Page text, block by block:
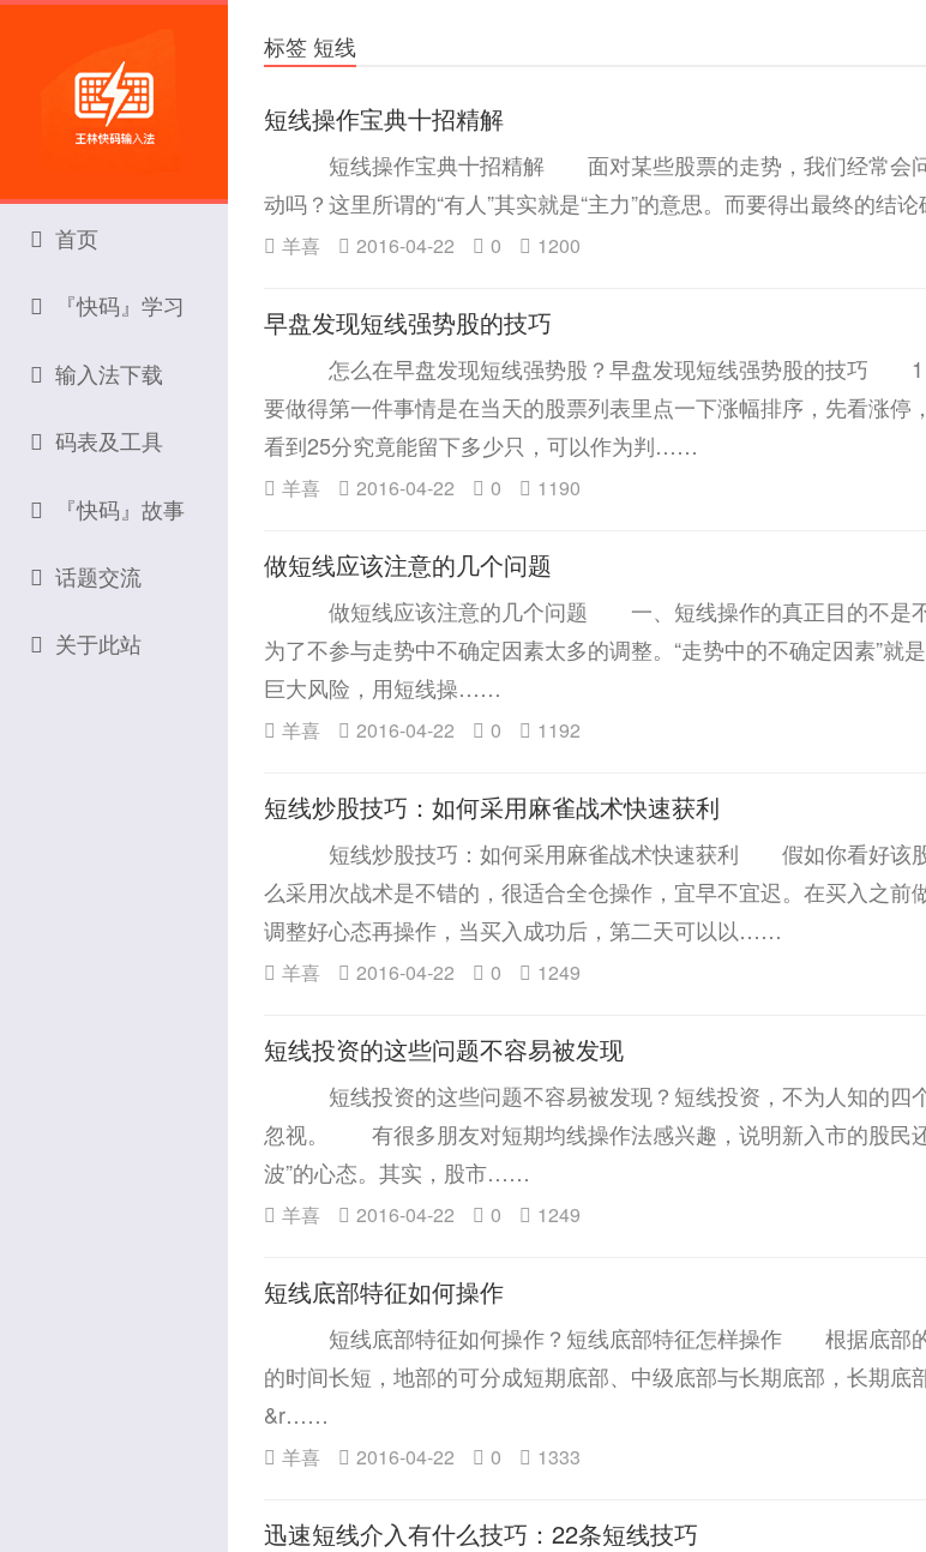
标签 短线
短线操作宝典十招精解
短线操作宝典十招精解 面对某些股票的走势，我们经常会问
动吗？这里所谓的“有人”其实就是“主力”的意思。而要得出最终的结
羊喜 2016-04-22 0 1200
早盘发现短线强势股的技巧
怎么在早盘发现短线强势股？早盘发现短线强势股的技巧 1
要做得第一件事情是在当天的股票列表里点一下涨幅排序，先看涨停
看到25分究竟能留下多少只，可以作为判……
羊喜 2016-04-22 0 1190
做短线应该注意的几个问题
做短线应该注意的几个问题 一、短线操作的真正目的不是不
为了不参与走势中不确定因素太多的调整。“走势中的不确定因素”就
巨大风险，用短线操……
羊喜 2016-04-22 0 1192
短线炒股技巧：如何采用麻雀战术快速获利
短线炒股技巧：如何采用麻雀战术快速获利 假如你看好该股
么采用次战术是不错的，很适合全仓操作，宜早不宜迟。在买入之前
调整好心态再操作，当买入成功后，第二天可以以……
羊喜 2016-04-22 0 1249
短线投资的这些问题不容易被发现
短线投资的这些问题不容易被发现？短线投资，不为人知的四
忽视。 有很多朋友对短期均线操作法感兴趣，说明新入市的股民
波”的心态。其实，股市……
羊喜 2016-04-22 0 1249
短线底部特征如何操作
短线底部特征如何操作？短线底部特征怎样操作 根据底部的
的时间长短，地部的可分成短期底部、中级底部与长期底部，长期底
&r……
羊喜 2016-04-22 0 1333
迅速短线介入有什么技巧：22条短线技巧
首页
『快码』学习
输入法下载
码表及工具
『快码』故事
话题交流
关于此站